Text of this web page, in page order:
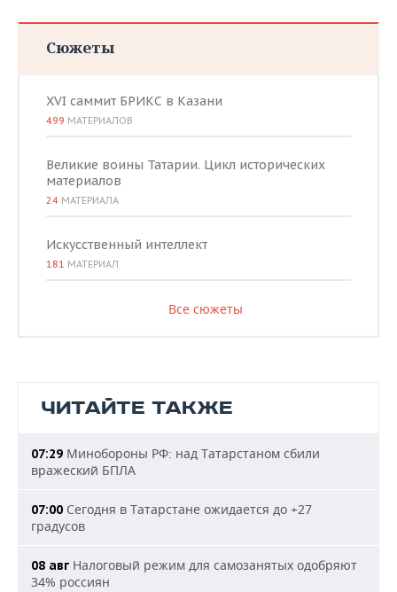
Сюжеты
XVI саммит БРИКС в Казани
499 МАТЕРИАЛОВ
Великие воины Татарии. Цикл исторических
материалов
24 МАТЕРИАЛА
Искусственный интеллект
181 МАТЕРИАЛ
Все сюжеты
ЧИТАЙТЕ ТАКЖЕ
07:29 Минобороны РФ: над Татарстаном сбили
вражеский БПЛА
07:00 Сегодня в Татарстане ожидается до +27
градусов
08 авг Налоговый режим для самозанятых одобряют
34% россиян